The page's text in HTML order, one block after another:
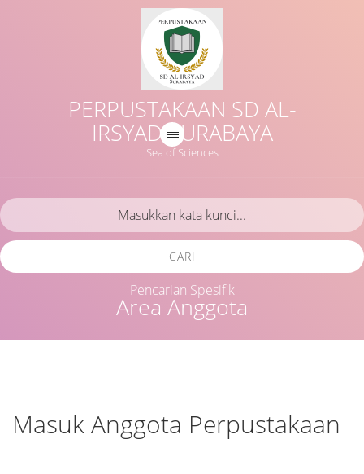
PERPUSTAKAAN SD AL-
IRSYAD SURABAYA
Sea of Sciences
Area Anggota
CARI
Pencarian Spesifik
Masuk Anggota Perpustakaan